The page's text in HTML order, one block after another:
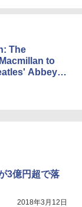
The
to
Abbey
3億円超で落
2018年3月12日